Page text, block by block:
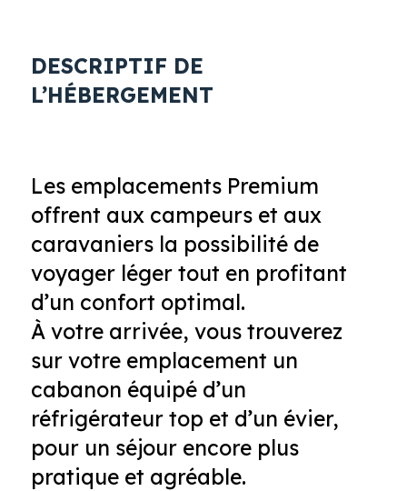
DESCRIPTIF DE
L’HÉBERGEMENT
Les emplacements Premium
offrent aux campeurs et aux
caravaniers la possibilité de
voyager léger tout en profitant
d’un confort optimal.
À votre arrivée, vous trouverez
sur votre emplacement un
cabanon équipé d’un
réfrigérateur top et d’un évier,
pour un séjour encore plus
pratique et agréable.